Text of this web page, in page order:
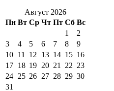
Август 2026
Пн Вт Ср Чт Пт Сб Вс
1
2
3
4 5 6 7 8
9
10 11 12 13 14 15 16
17 18 19 20 21 22 23
24 25 26 27 28 29 30
31